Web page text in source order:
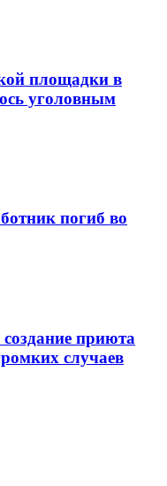
площадки в
уголовным
погиб во
приюта
случаев